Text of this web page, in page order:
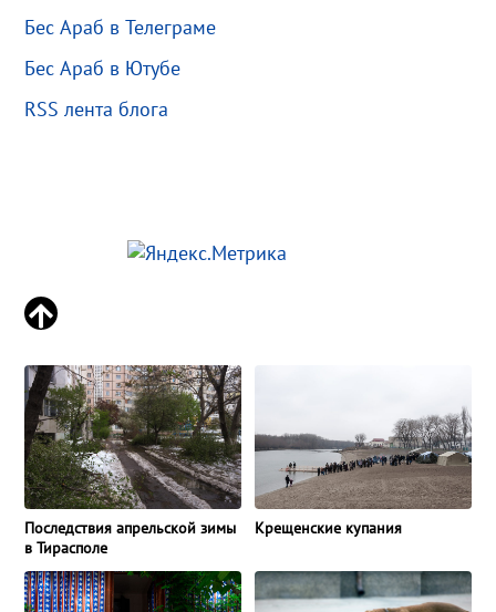
Бес Араб в Телеграме
Бес Араб в Ютубе
RSS лента блога
Последствия апрельской зимы
в Тирасполе
Крещенские купания